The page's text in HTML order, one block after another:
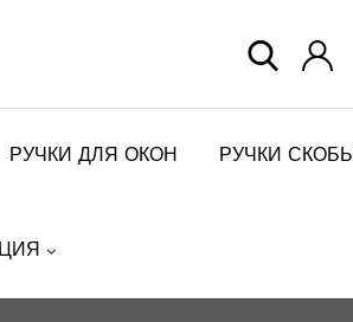
РУЧКИ ДЛЯ ОКОН РУЧКИ СКОБЫ